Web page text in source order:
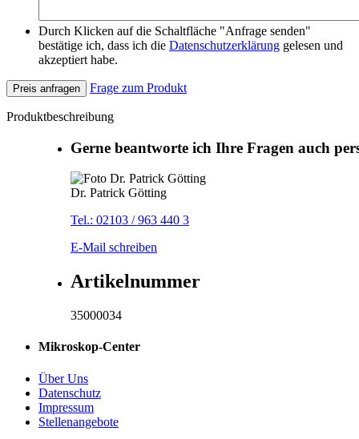
Durch Klicken auf die Schaltfläche "Anfrage senden"
bestätige ich, dass ich die Datenschutzerklärung gelesen und
akzeptiert habe.
Preis anfragen Frage zum Produkt
Produktbeschreibung
Gerne beantworte ich Ihre Fragen auch
Dr. Patrick Götting
Tel.: 02103 / 963 440 3
E-Mail schreiben
Artikelnummer
35000034
Mikroskop-Center
Über Uns
Datenschutz
Impressum
Stellenangebote